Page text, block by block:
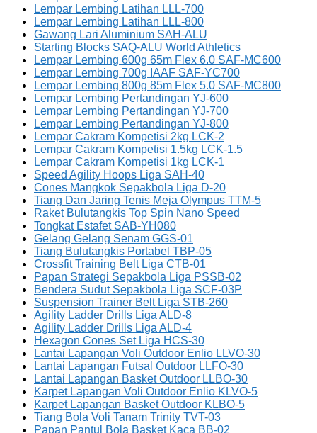
Lempar Lembing Latihan LLL-700
Lempar Lembing Latihan LLL-800
Gawang Lari Aluminium SAH-ALU
Starting Blocks SAQ-ALU World Athletics
Lempar Lembing 600g 65m Flex 6.0 SAF-MC600
Lempar Lembing 700g IAAF SAF-YC700
Lempar Lembing 800g 85m Flex 5.0 SAF-MC800
Lempar Lembing Pertandingan YJ-600
Lempar Lembing Pertandingan YJ-700
Lempar Lembing Pertandingan YJ-800
Lempar Cakram Kompetisi 2kg LCK-2
Lempar Cakram Kompetisi 1.5kg LCK-1.5
Lempar Cakram Kompetisi 1kg LCK-1
Speed Agility Hoops Liga SAH-40
Cones Mangkok Sepakbola Liga D-20
Tiang Dan Jaring Tenis Meja Olympus TTM-5
Raket Bulutangkis Top Spin Nano Speed
Tongkat Estafet SAB-YH080
Gelang Gelang Senam GGS-01
Tiang Bulutangkis Portabel TBP-05
Crossfit Training Belt Liga CTB-01
Papan Strategi Sepakbola Liga PSSB-02
Bendera Sudut Sepakbola Liga SCF-03P
Suspension Trainer Belt Liga STB-260
Agility Ladder Drills Liga ALD-8
Agility Ladder Drills Liga ALD-4
Hexagon Cones Set Liga HCS-30
Lantai Lapangan Voli Outdoor Enlio LLVO-30
Lantai Lapangan Futsal Outdoor LLFO-30
Lantai Lapangan Basket Outdoor LLBO-30
Karpet Lapangan Voli Outdoor Enlio KLVO-5
Karpet Lapangan Basket Outdoor KLBO-5
Tiang Bola Voli Tanam Trinity TVT-03
Papan Pantul Bola Basket Kaca BB-02